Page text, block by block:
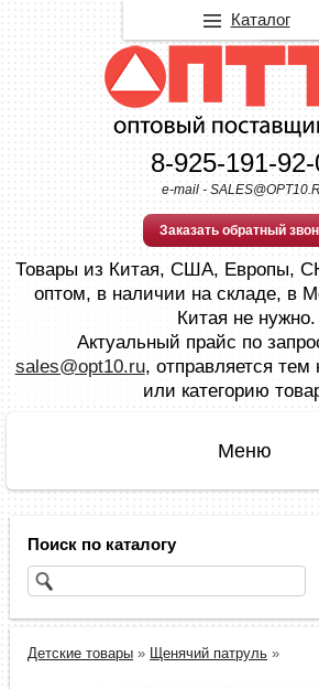
8-925-191-
e-mail -
Заказать обратный
Товары из Китая, США, Европы,
оптом, в наличии на складе, в
Китая не нужно.
Актуальный прайс по
sales@opt10.ru, отправляется тем
или категорию
Поиск по каталогу
Детские товары » Щенячий патруль »
Каталог